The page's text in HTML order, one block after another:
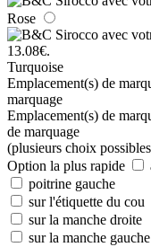
Rose
Turquoise
Emplacement(s) de
marquage
Emplacement(s) de
de marquage
(plusieurs choix
Option la plus rapide
poitrine gauche
sur l'étiquette du cou
sur la manche droite
sur la manche gauche